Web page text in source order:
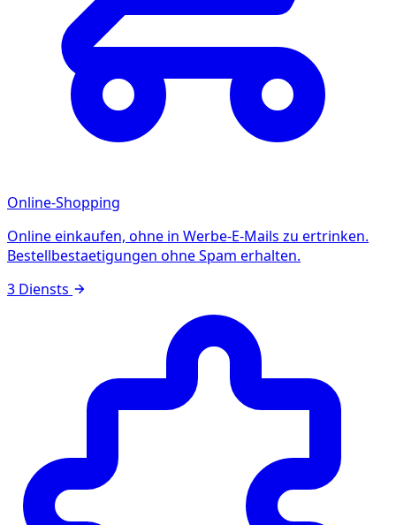
Online-Shopping
Online einkaufen, ohne in Werbe-E-Mails zu ertrinken.
Bestellbestaetigungen ohne Spam erhalten.
3 Diensts